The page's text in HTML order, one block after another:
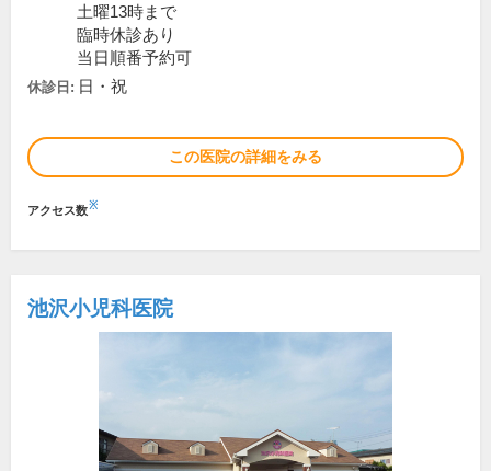
土曜13時まで
臨時休診あり
当日順番予約可
休診日: 日・祝
この医院の詳細をみる
アクセス数※
池沢小児科医院